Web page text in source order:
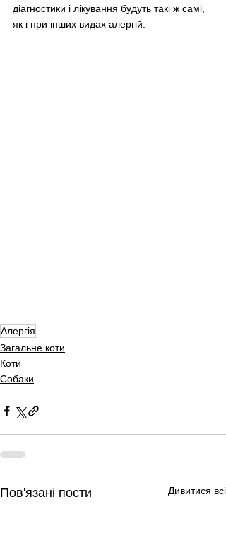
діагностики і лікування будуть такі ж самі,
як і при інших видах алергій.
Алергія
Загальне коти
Коти
Собаки
Пов'язані пости Дивитися всі